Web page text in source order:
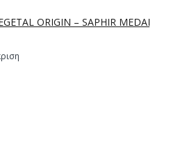
ORIGIN – SAPHIR MEDAILLE